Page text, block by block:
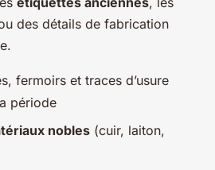
des détails de fabrication
fermoirs et traces d’usure
période
nobles (cuir, laiton,